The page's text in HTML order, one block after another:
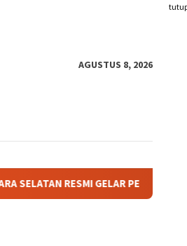
AGUSTUS 8, 2026
GELAR PERTANDINGAN